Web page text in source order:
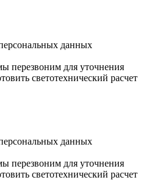
данных
перезвоним для уточнения
светотехнический расчет
данных
перезвоним для уточнения
светотехнический расчет